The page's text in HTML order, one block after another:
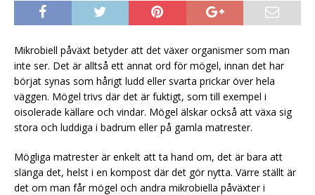
Mikrobiell påväxt betyder att det växer organismer som man
inte ser. Det är alltså ett annat ord för mögel, innan det har
börjat synas som hårigt ludd eller svarta prickar över hela
väggen. Mögel trivs där det är fuktigt, som till exempel i
oisolerade källare och vindar. Mögel älskar också att växa sig
stora och luddiga i badrum eller på gamla matrester.
Mögliga matrester är enkelt att ta hand om, det är bara att
slänga det, helst i en kompost där det gör nytta. Värre ställt är
det om man får mögel och andra mikrobiella påväxter i